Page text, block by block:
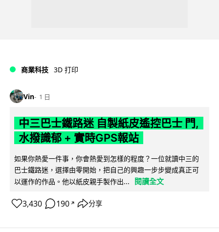
商業科技 3D 打印
Vin 1 日
中三巴士鐵路迷 自製紙皮遙控巴士 門,
水撥識郁 + 實時GPS報站
如果你熱愛一件事，你會熱愛到怎樣的程度？一位就讀中三的
巴士鐵路迷，選擇由零開始，把自己的興趣一步步變成真正可
以運作的作品。他以紙皮親手製作出...
閱讀全文
3,430 190 ↗ 分享